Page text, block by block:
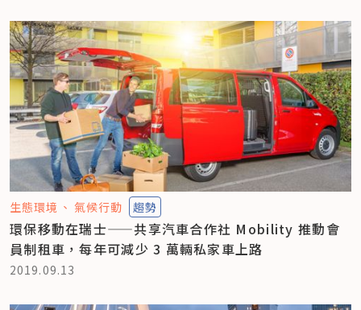
生態環境 氣候行動 趨勢
環保移動在瑞士——共享汽車合作社 Mobility 推動會
員制租車，每年可減少 3 萬輛私家車上路
2019.09.13